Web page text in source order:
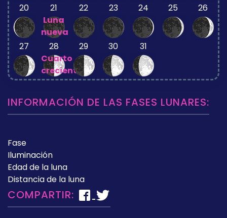
20
21
Luna
nueva
22 23 24 25 26
27
28
Cuarto
creciente
29 30 31
INFORMACIÓN DE LAS FASES LUNARES:
Fase
Iluminación
Edad de la luna
Distancia de la luna
COMPARTIR: